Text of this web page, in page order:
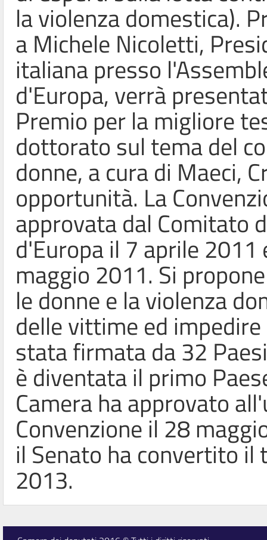
la violenza domestica).
a Michele Nicoletti,
italiana presso
d'Europa, verrà
Premio per la migliore
dottorato sul tema del
donne, a cura di Maeci,
opportunità. La
approvata dal Comitato
d'Europa il 7 aprile
maggio 2011. Si
le donne e la violenza
delle vittime ed
stata firmata da 32
è diventata il primo
Camera ha approvato
Convenzione il 28
il Senato ha convertito
2013.